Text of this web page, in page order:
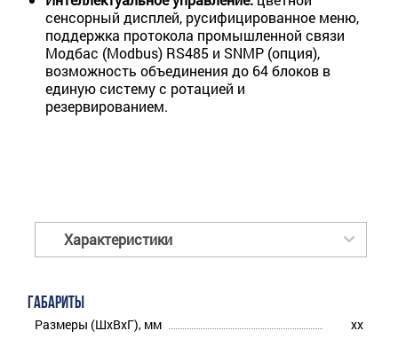
сенсорный дисплей, русифицированное меню,
поддержка протокола промышленной связи
Модбас (Modbus) RS485 и SNMP (опция),
возможность объединения до 64 блоков в
единую систему с ротацией и
резервированием.
Характеристики
ГАБАРИТЫ
Размеры (ШхВхГ), мм
xx